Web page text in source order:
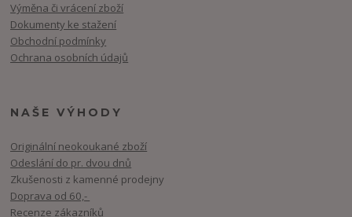
Výměna či vrácení zboží
Dokumenty ke stažení
Obchodní podmínky
Ochrana osobních údajů
NAŠE VÝHODY
Originální neokoukané zboží
Odeslání do pr. dvou dnů
Zkušenosti z kamenné prodejny
Doprava od 60,-
Recenze zákazníků